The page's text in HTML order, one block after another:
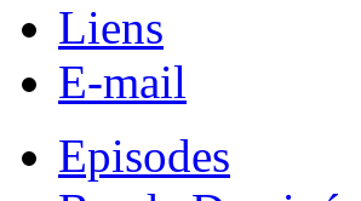
Liens
E-mail
Episodes